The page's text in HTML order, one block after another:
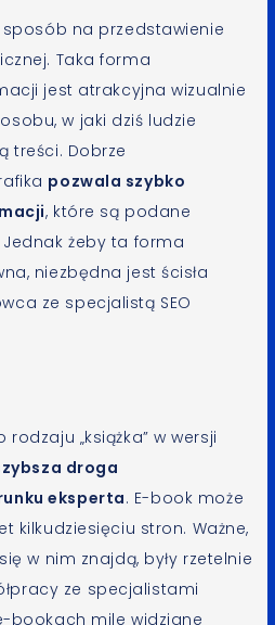
na przedstawienie
Taka forma
jest atrakcyjna wizualnie
w jaki dziś ludzie
treści. Dobrze
pozwala szybko
, które są podane
żeby ta forma
niezbędna jest ścisła
ze specjalistą SEO
„książka” w wersji
droga
eksperta. E-book może
kilkudziesięciu stron. Ważne,
w nim znajdą, były rzetelnie
ze specjalistami
bookach mile widziane